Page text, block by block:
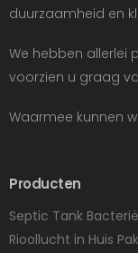
duurzaamheid en
We hebben allerlei
voorzien u graag
Waarmee kunnen
Producten
Septic Tank
Rioollucht in Huis